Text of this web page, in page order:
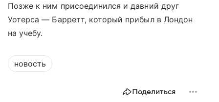
Позже к ним присоединился и давний друг
Уотерса — Барретт, который прибыл в Лондон
на учебу.
новость
Поделиться